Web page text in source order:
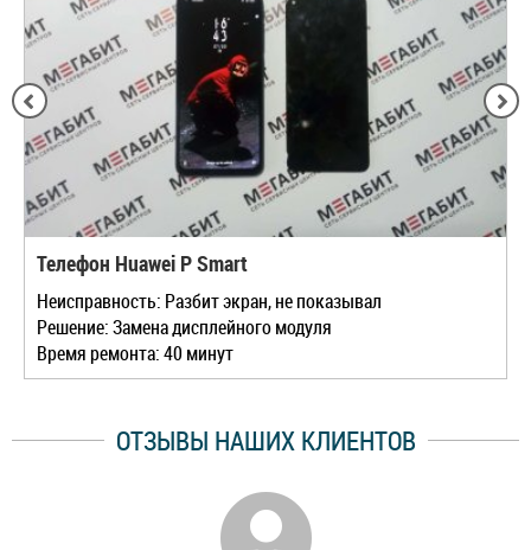
Телефон Huawei P Smart
Неисправность: Разбит экран, не показывал
Решение: Замена дисплейного модуля
Время ремонта: 40 минут
ОТЗЫВЫ НАШИХ КЛИЕНТОВ